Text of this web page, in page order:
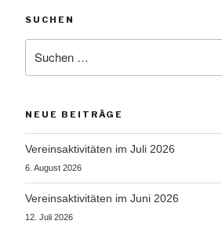
SUCHEN
nach:
NEUE BEITRÄGE
Vereinsaktivitäten im Juli 2026
6. August 2026
Vereinsaktivitäten im Juni 2026
12. Juli 2026